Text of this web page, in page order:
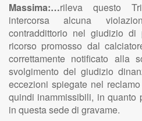
Massima:…rileva questo
intercorsa alcuna
contraddittorio nel giudizio
ricorso promosso dal
correttamente notificato alla
svolgimento del giudizio
eccezioni spiegate nel
quindi inammissibili, in quanto
in questa sede di gravame.